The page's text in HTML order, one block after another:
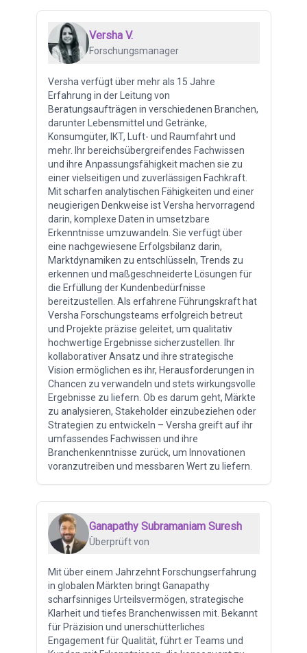
Versha V.
Forschungsmanager
Versha verfügt über mehr als 15 Jahre
Erfahrung in der Leitung von
Beratungsaufträgen in verschiedenen Branchen,
darunter Lebensmittel und Getränke,
Konsumgüter, IKT, Luft- und Raumfahrt und
mehr. Ihr bereichsübergreifendes Fachwissen
und ihre Anpassungsfähigkeit machen sie zu
einer vielseitigen und zuverlässigen Fachkraft.
Mit scharfen analytischen Fähigkeiten und einer
neugierigen Denkweise ist Versha hervorragend
darin, komplexe Daten in umsetzbare
Erkenntnisse umzuwandeln. Sie verfügt über
eine nachgewiesene Erfolgsbilanz darin,
Marktdynamiken zu entschlüsseln, Trends zu
erkennen und maßgeschneiderte Lösungen für
die Erfüllung der Kundenbedürfnisse
bereitzustellen. Als erfahrene Führungskraft hat
Versha Forschungsteams erfolgreich betreut
und Projekte präzise geleitet, um qualitativ
hochwertige Ergebnisse sicherzustellen. Ihr
kollaborativer Ansatz und ihre strategische
Vision ermöglichen es ihr, Herausforderungen in
Chancen zu verwandeln und stets wirkungsvolle
Ergebnisse zu liefern. Ob es darum geht, Märkte
zu analysieren, Stakeholder einzubeziehen oder
Strategien zu entwickeln – Versha greift auf ihr
umfassendes Fachwissen und ihre
Branchenkenntnisse zurück, um Innovationen
voranzutreiben und messbaren Wert zu liefern.
Ganapathy Subramaniam Suresh
Überprüft von
Mit über einem Jahrzehnt Forschungserfahrung
in globalen Märkten bringt Ganapathy
scharfsinniges Urteilsvermögen, strategische
Klarheit und tiefes Branchenwissen mit. Bekannt
für Präzision und unerschütterliches
Engagement für Qualität, führt er Teams und